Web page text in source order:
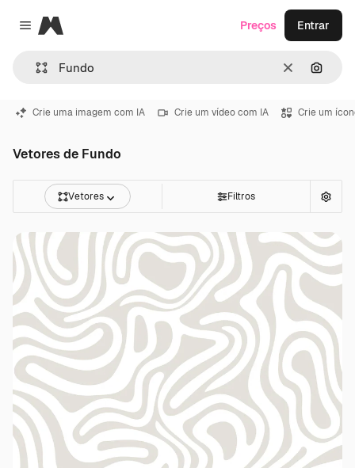
Close menu
Magnific
Limpar
Preços Entrar
Crie uma imagem com IA Crie um vídeo com IA Crie um
Vetores de Fundo
Vetores Filtros